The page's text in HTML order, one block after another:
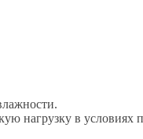
нагрузку в